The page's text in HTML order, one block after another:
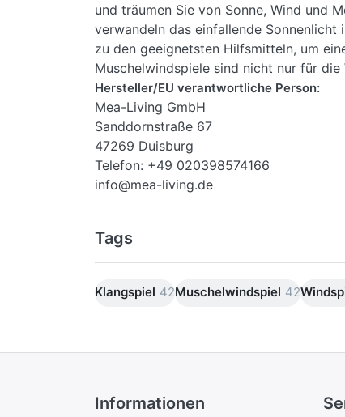
und träumen Sie von Sonne, Wind und
verwandeln das einfallende Sonnenlicht
zu den geeignetsten Hilfsmitteln, um
Muschelwindspiele sind nicht nur für
Hersteller/EU verantwortliche Person:
Mea-Living GmbH
Sanddornstraße 67
47269 Duisburg
Telefon: +49 020398574166
info@mea-living.de
Tags
Klangspiel 42Muschelwindspiel 42
Informationen